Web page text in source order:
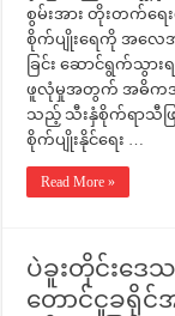
စွမ်းအား တိုးတက်ရေ
စိုက်ပျိုးရေကို အလေ
ခြင်း ဆောင်ရွက်သွာ
ဖူလုံမှုအတွက် အဓိကအထ
သည့် သီးနှံစိုက်ရာသီဖ
စိုက်ပျိုးနိုင်ရေး …
Read More »
ပဲခူးတိုင်းဒေသ
တောင်ငူခရိုင်အ